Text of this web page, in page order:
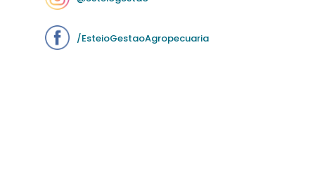
/EsteioGestaoAgropecuaria